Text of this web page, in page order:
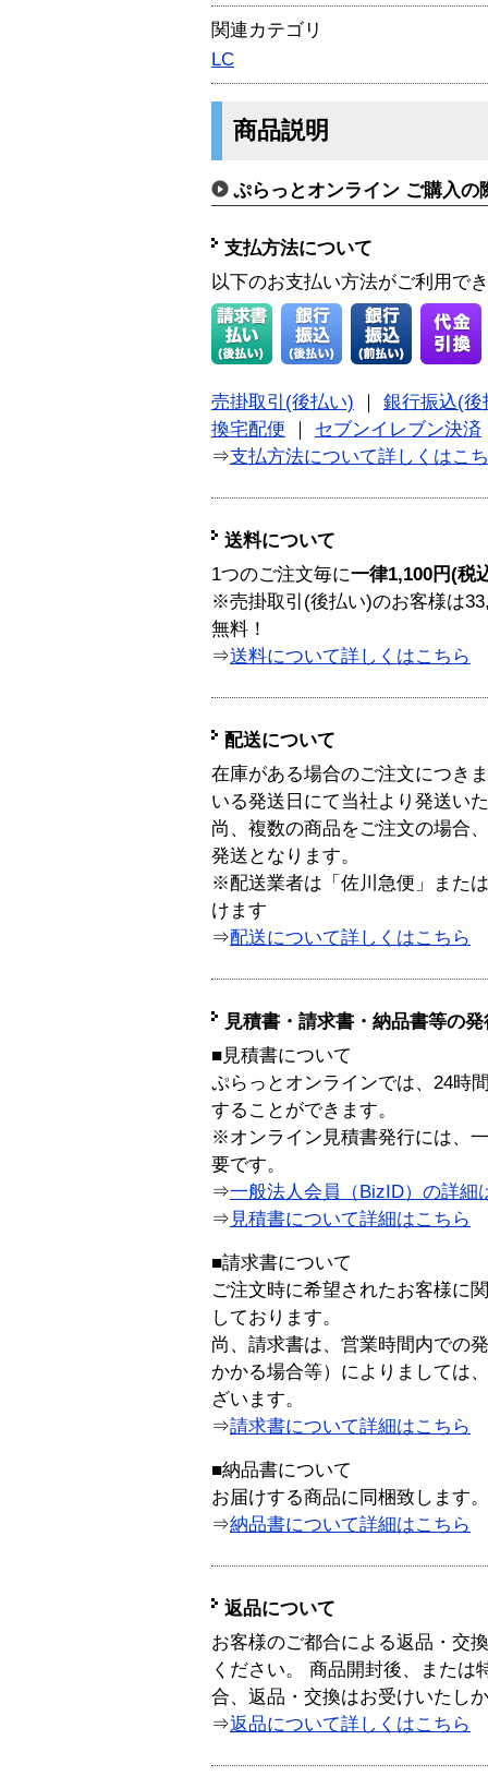
関連カテゴリ
LC
商品説明
ぷらっとオンライン ご購入の
支払方法について
以下のお支払い方法がご利用で
売掛取引(後払い)
銀行振込(後
換宅配便
セブンイレブン決済
⇒支払方法について詳しくはこ
送料について
1つのご注文毎に一律1,100円(税
※売掛取引(後払い)のお客様は
無料！
⇒送料について詳しくはこちら
配送について
在庫がある場合のご注文につき
いる発送日にて当社より発送い
尚、複数の商品をご注文の場合
発送となります。
※配送業者は「佐川急便」また
けます
⇒配送について詳しくはこちら
見積書・請求書・納品書等の
■見積書について
ぷらっとオンラインでは、24時
することができます。
※オンライン見積書発行には、
要です。
⇒一般法人会員（BizID）の詳細
⇒ 見積書について詳細はこちら
■請求書について
ご注文時に希望されたお客様に
しております。
尚、請求書は、営業時間内での
かかる場合等）によりましては
ざいます。
⇒請求書について詳細はこちら
■納品書について
お届けする商品に同梱致します。
⇒納品書について詳細はこちら
返品について
お客様のご都合による返品・交
ください。 商品開封後、または
合、返品・交換はお受けいたし
⇒返品について詳しくはこちら